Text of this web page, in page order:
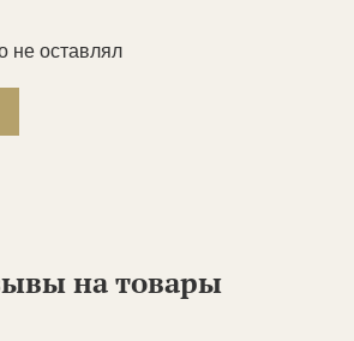
не оставлял
на товары